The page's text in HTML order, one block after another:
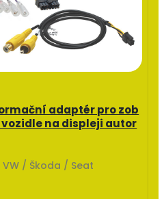
adaptér pro zob
na displeji autor
/ Škoda / Seat